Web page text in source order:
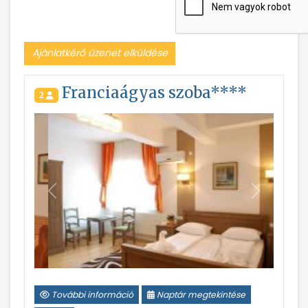
Ajánlatkérő üzenet elküldése
2 Franciaágyas szoba****
Vissza
További információ
Naptár megtekintése